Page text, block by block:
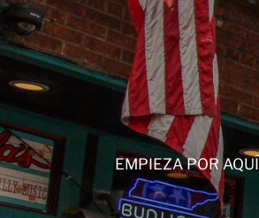
al
contenido
EMPIEZA POR AQUÍ